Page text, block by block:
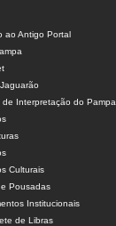
ao Antigo Portal
de Interpretação do Pampa
Culturais
Pousadas
Institucionais
de Libras